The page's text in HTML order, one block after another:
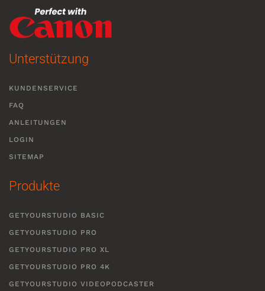
Unterstützung
KUNDENSERVICE
FAQ
ANLEITUNGEN
LOGIN
SITEMAP
Produkte
GETYOURSTUDIO BASIC
GETYOURSTUDIO PRO
GETYOURSTUDIO PRO XL
GETYOURSTUDIO PRO 4K
GETYOURSTUDIO VIDEOPODCASTER